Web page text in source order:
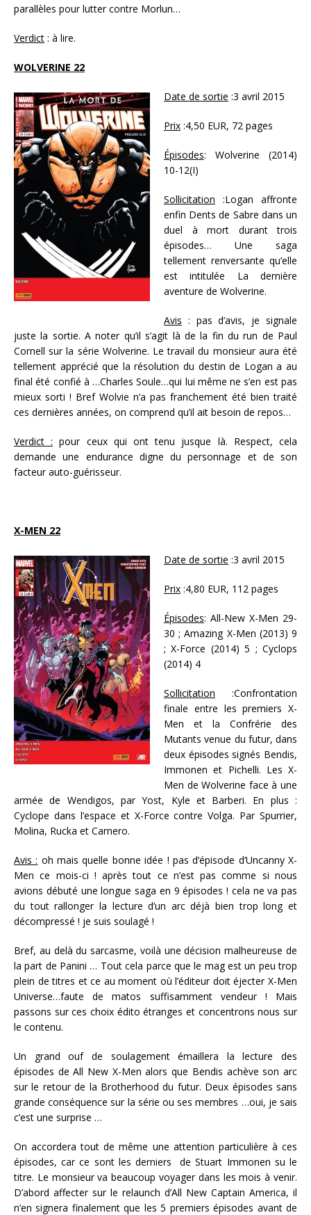
parallèles pour lutter contre Morlun…
Verdict : à lire.
WOLVERINE 22
Date de sortie :3 avril 2015
Prix :4,50 EUR, 72 pages
Épisodes: Wolverine (2014)
10-12(I)
Sollicitation :Logan affronte
enfin Dents de Sabre dans un
duel à mort durant trois
épisodes… Une saga
tellement renversante qu’elle
est intitulée La dernière
aventure de Wolverine.
Avis : pas d’avis, je signale
juste la sortie. A noter qu’il s’agit là de la fin du run de Paul
Cornell sur la série Wolverine. Le travail du monsieur aura été
tellement apprécié que la résolution du destin de Logan a au
final été confié à …Charles Soule…qui lui même ne s’en est pas
mieux sorti ! Bref Wolvie n’a pas franchement été bien traité
ces dernières années, on comprend qu’il ait besoin de repos…
Verdict : pour ceux qui ont tenu jusque là. Respect, cela
demande une endurance digne du personnage et de son
facteur auto-guérisseur.
X-MEN 22
Date de sortie :3 avril 2015
Prix :4,80 EUR, 112 pages
Épisodes: All-New X-Men 29-
30 ; Amazing X-Men (2013) 9
; X-Force (2014) 5 ; Cyclops
(2014) 4
Sollicitation :Confrontation
finale entre les premiers X-
Men et la Confrérie des
Mutants venue du futur, dans
deux épisodes signés Bendis,
Immonen et Pichelli. Les X-
Men de Wolverine face à une
armée de Wendigos, par Yost, Kyle et Barberi. En plus :
Cyclope dans l’espace et X-Force contre Volga. Par Spurrier,
Molina, Rucka et Carnero.
Avis : oh mais quelle bonne idée ! pas d’épisode d’Uncanny X-
Men ce mois-ci ! après tout ce n’est pas comme si nous
avions débuté une longue saga en 9 épisodes ! cela ne va pas
du tout rallonger la lecture d’un arc déjà bien trop long et
décompressé ! je suis soulagé !
Bref, au delà du sarcasme, voilà une décision malheureuse de
la part de Panini … Tout cela parce que le mag est un peu trop
plein de titres et ce au moment où l’éditeur doit éjecter X-Men
Universe…faute de matos suffisamment vendeur ! Mais
passons sur ces choix édito étranges et concentrons nous sur
le contenu.
Un grand ouf de soulagement émaillera la lecture des
épisodes de All New X-Men alors que Bendis achève son arc
sur le retour de la Brotherhood du futur. Deux épisodes sans
grande conséquence sur la série ou ses membres …oui, je sais
c’est une surprise …
On accordera tout de même une attention particulière à ces
épisodes, car ce sont les derniers de Stuart Immonen su le
titre. Le monsieur va beaucoup voyager dans les mois à venir.
D’abord affecter sur le relaunch d’All New Captain America, il
n’en signera finalement que les 5 premiers épisodes avant de